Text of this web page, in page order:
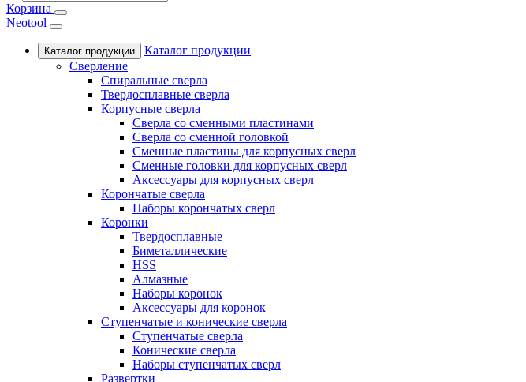
Корзина
Neotool
Каталог продукции
Каталог продукции
Сверление
Спиральные сверла
Твердосплавные сверла
Корпусные сверла
Сверла со сменными пластинами
Сверла со сменной головкой
Сменные пластины для корпусных сверл
Сменные головки для корпусных сверл
Аксессуары для корпусных сверл
Корончатые сверла
Наборы корончатых сверл
Коронки
Твердосплавные
Биметаллические
HSS
Алмазные
Наборы коронок
Аксессуары для коронок
Ступенчатые и конические сверла
Ступенчатые сверла
Конические сверла
Наборы ступенчатых сверл
Развертки